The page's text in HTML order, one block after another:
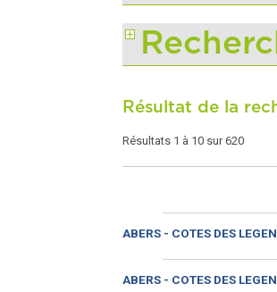
Résultat de la
Résultats 1 à 10 sur 620
ABERS - COTES DES
ABERS - COTES DES